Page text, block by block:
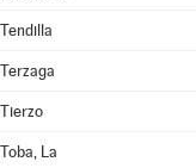
Tendilla
Terzaga
Tierzo
Toba, La